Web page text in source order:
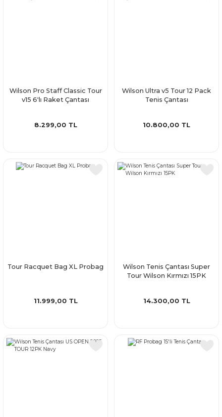
Wilson Pro Staff Classic Tour
v15 6'lı Raket Çantası
8.299,00 TL
Wilson Ultra v5 Tour 12 Pack
Tenis Çantası
10.800,00 TL
Tour Racquet Bag XL Probag
11.999,00 TL
Wilson Tenis Çantası Super
Tour Wilson Kırmızı 15PK
14.300,00 TL